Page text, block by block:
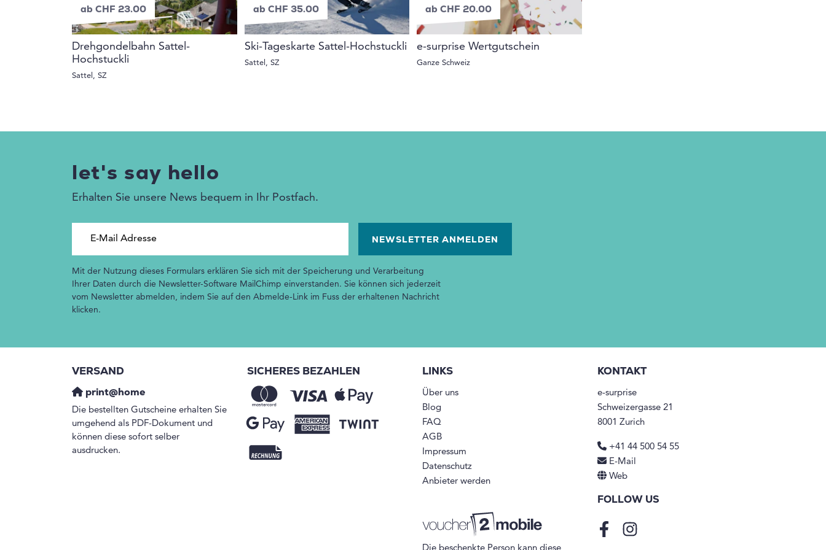
ab CHF 23.00
Drehgondelbahn Sattel-
Hochstuckli
Sattel, SZ
ab CHF 35.00
Ski-Tageskarte Sattel-Hochstuckli
Sattel, SZ
ab CHF 20.00
e-surprise Wertgutschein
Ganze Schweiz
let's say hello
Erhalten Sie unsere News bequem in Ihr Postfach.
Mit der Nutzung dieses Formulars erklären Sie sich mit der Speicherung und Verarbeitung
Ihrer Daten durch die Newsletter-Software MailChimp einverstanden. Sie können sich jederzeit
vom Newsletter abmelden, indem Sie auf den Abmelde-Link im Fuss der erhaltenen Nachricht
klicken.
VERSAND
print@home
Die bestellten Gutscheine erhalten Sie
umgehend als PDF-Dokument und
können diese sofort selber
ausdrucken.
SICHERES BEZAHLEN LINKS
Über uns
Blog
FAQ
AGB
Impressum
Datenschutz
Anbieter werden
KONTAKT
e-surprise
Schweizergasse 21
8001 Zurich
+41 44 500 54 55
E-Mail
Web
FOLLOW US
FacebookInstagram